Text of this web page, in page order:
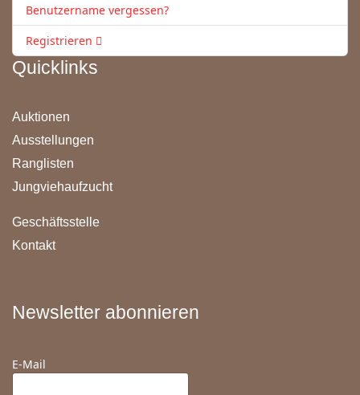
Newsletter abonnieren
E-Mail
Quicklinks
Auktionen
Ausstellungen
Ranglisten
Jungviehaufzucht
Geschäftsstelle
Kontakt
Benutzername vergessen?
Registrieren